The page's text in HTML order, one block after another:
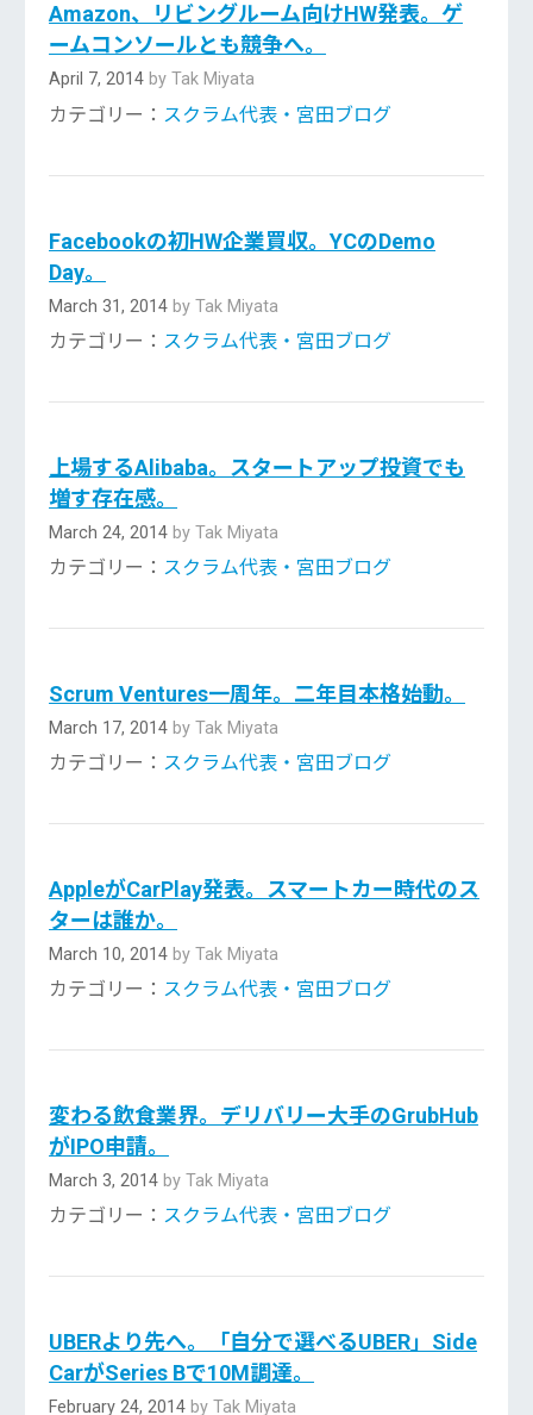
Amazon、リビングルーム向けHW発表。ゲ
ームコンソールとも競争へ。
April 7, 2014 by Tak Miyata
カテゴリー： スクラム代表・宮田ブログ
Facebookの初HW企業買収。YCのDemo
Day。
March 31, 2014 by Tak Miyata
カテゴリー： スクラム代表・宮田ブログ
上場するAlibaba。スタートアップ投資でも
増す存在感。
March 24, 2014 by Tak Miyata
カテゴリー： スクラム代表・宮田ブログ
Scrum Ventures一周年。二年目本格始動。
March 17, 2014 by Tak Miyata
カテゴリー： スクラム代表・宮田ブログ
AppleがCarPlay発表。スマートカー時代のス
ターは誰か。
March 10, 2014 by Tak Miyata
カテゴリー： スクラム代表・宮田ブログ
変わる飲食業界。デリバリー大手のGrubHub
がIPO申請。
March 3, 2014 by Tak Miyata
カテゴリー： スクラム代表・宮田ブログ
UBERより先へ。「自分で選べるUBER」Side
CarがSeries Bで10M調達。
February 24, 2014by Tak Miyata